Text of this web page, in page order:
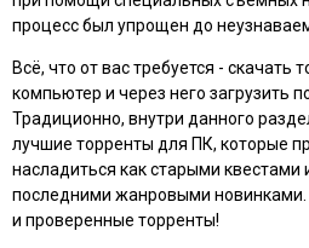
процесс был упрощен до
Всё, что от вас требуется - скачать
компьютер и через него загрузить
Традиционно, внутри данного
лучшие торренты для ПК, которые
насладиться как старыми квестами
последними жанровыми
и проверенные торренты!